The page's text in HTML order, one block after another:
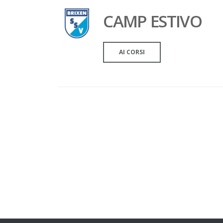
CAMP ESTIVO
AI CORSI